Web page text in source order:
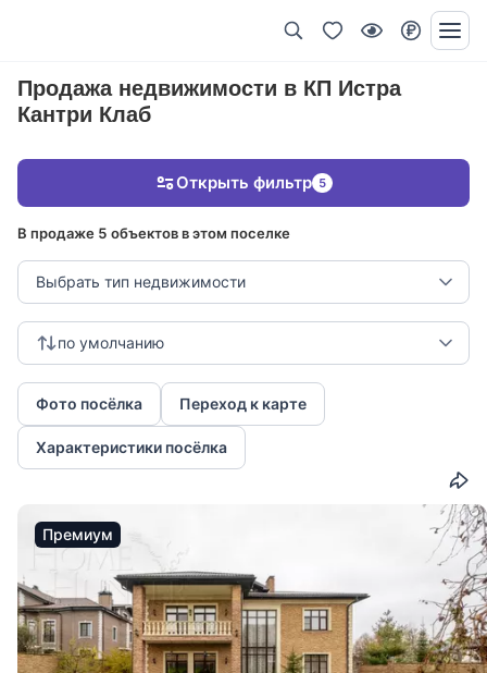
Продажа недвижимости в КП Истра
Кантри Клаб
В продаже 5 объектов в этом поселке
Выбрать тип недвижимости
по умолчанию
Фото посёлка Переход к карте
Характеристики посёлка
Открыть фильтр 5
Премиум